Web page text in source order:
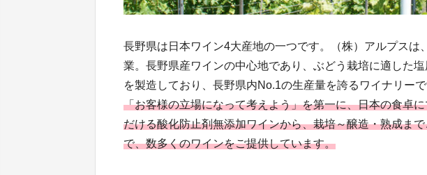
長野県は日本ワイン4大産地の一つです。（株）アルプスは
業。長野県産ワインの中心地であり、ぶどう栽培に適した
を製造しており、長野県内No.1の生産量を誇るワイナリーで
「お客様の立場になって考えよう」を第一に、日本の食卓
だける酸化防止剤無添加ワインから、栽培～醸造・熟成ま
で、数多くのワインをご提供しています。